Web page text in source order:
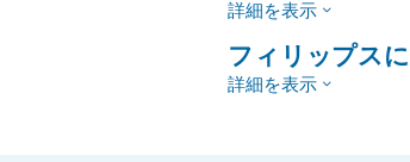
詳細を表示
フィリップス
詳細を表示